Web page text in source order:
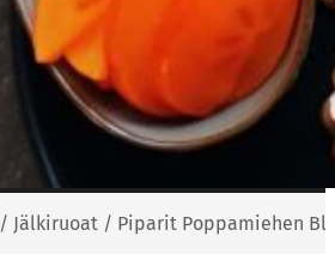
/ Jälkiruoat / Piparit Poppamiehen